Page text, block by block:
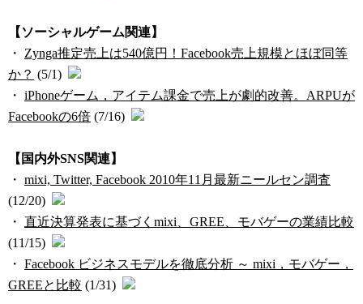
【ソーシャルゲーム関連】
・ Zynga推定売上は540億円！Facebook売上規模とほぼ同等
か？ (5/1)
・ iPhoneゲーム，アイテム課金で売上が劇的改善。ARPUが
Facebookの6倍 (7/16)
【国内外SNS関連】
・ mixi, Twitter, Facebook 2010年11月最新ニールセン調査
(12/20)
・ 直近決算発表に基づくmixi、GREE、モバゲーの業績比較
(11/15)
・ Facebook ビジネスモデルを徹底分析 ～ mixi，モバゲー，
GREEと比較 (1/31)